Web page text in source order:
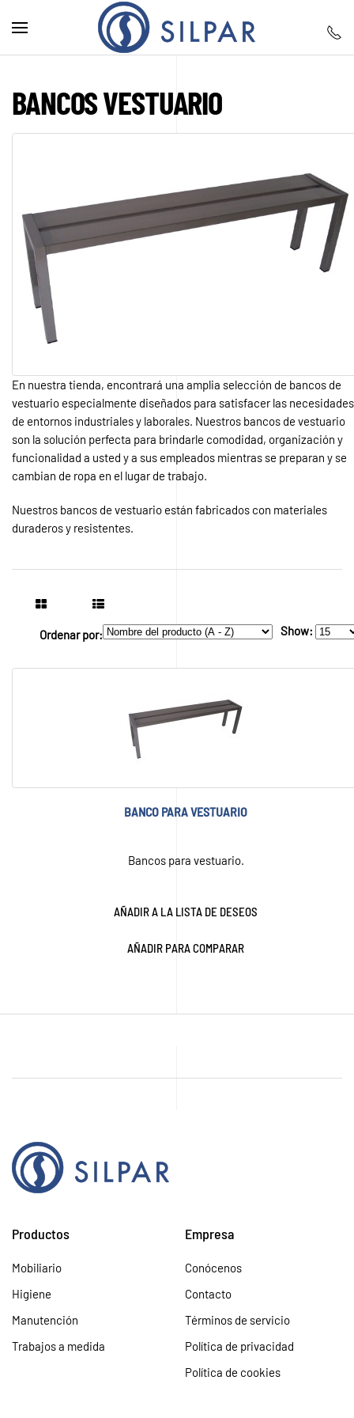
Skip to main content
BANCOS VESTUARIO
En nuestra tienda, encontrará una amplia selección de bancos de
vestuario especialmente diseñados para satisfacer las necesidades
de entornos industriales y laborales. Nuestros bancos de vestuario
son la solución perfecta para brindarle comodidad, organización y
funcionalidad a usted y a sus empleados mientras se preparan y se
cambian de ropa en el lugar de trabajo.
Nuestros bancos de vestuario están fabricados con materiales
duraderos y resistentes.
Show:
Ordenar por:
BANCO PARA VESTUARIO
Bancos para vestuario.
AÑADIR A LA LISTA DE DESEOS
AÑADIR PARA COMPARAR
Productos
Mobiliario
Higiene
Manutención
Trabajos a medida
Empresa
Conócenos
Contacto
Términos de servicio
Política de privacidad
Política de cookies